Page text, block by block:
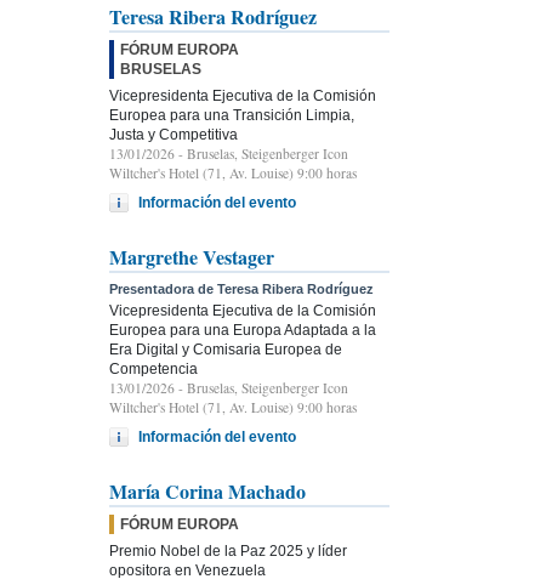
Teresa Ribera Rodríguez
FÓRUM EUROPA
BRUSELAS
Vicepresidenta Ejecutiva de la Comisión
Europea para una Transición Limpia,
Justa y Competitiva
13/01/2026 - Bruselas, Steigenberger Icon
Wiltcher's Hotel (71, Av. Louise) 9:00 horas
Información del evento
Margrethe Vestager
Presentadora de Teresa Ribera Rodríguez
Vicepresidenta Ejecutiva de la Comisión
Europea para una Europa Adaptada a la
Era Digital y Comisaria Europea de
Competencia
13/01/2026 - Bruselas, Steigenberger Icon
Wiltcher's Hotel (71, Av. Louise) 9:00 horas
Información del evento
María Corina Machado
FÓRUM EUROPA
Premio Nobel de la Paz 2025 y líder
opositora en Venezuela